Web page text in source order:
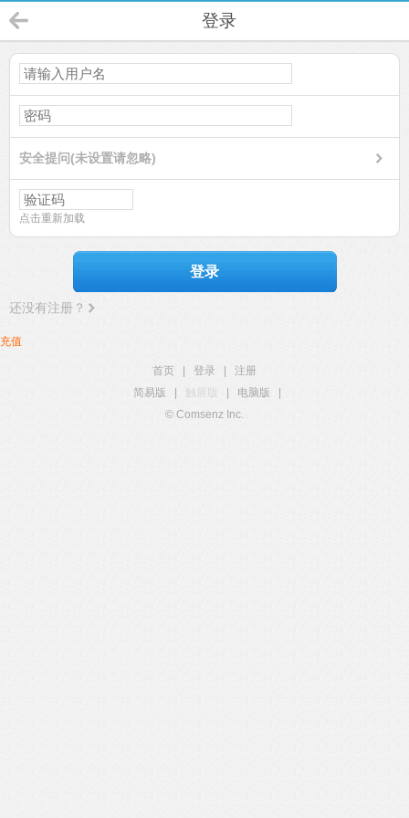
登录
安全提问(未设置请忽略)
点击重新加载
登录
还没有注册？
充值
首页 登录
注册
简易版
触屏版 电脑版
© Comsenz Inc.